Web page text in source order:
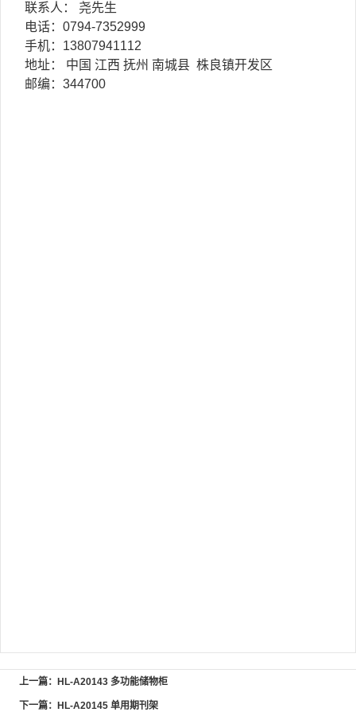
联系人： 尧先生
电话：0794-7352999
手机：13807941112
地址： 中国 江西 抚州 南城县 株良镇开发区
邮编：344700
上一篇：HL-A20143 多功能储物柜
下一篇：HL-A20145 单用期刊架